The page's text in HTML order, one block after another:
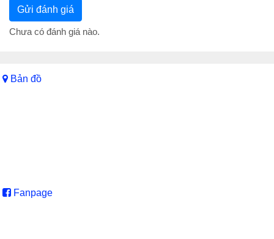
Chưa có đánh giá nào.
Bản đồ
Fanpage